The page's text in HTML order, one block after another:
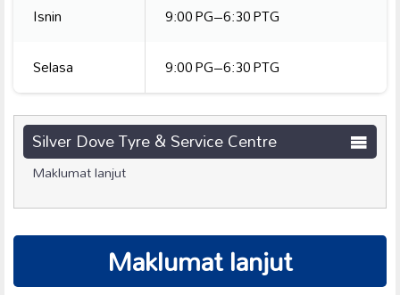
Isnin
9:00 PG–6:30 PTG
Selasa
9:00 PG–6:30 PTG
Silver Dove Tyre & Service Centre
Maklumat lanjut
Maklumat lanjut